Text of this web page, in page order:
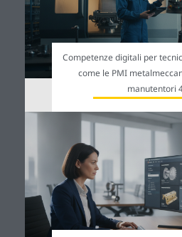
Competenze digitali per
come le PMI
manutentori